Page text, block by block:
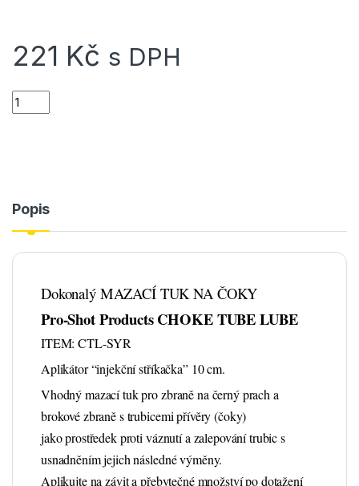
221 Kč s DPH
Mazací tuk na ČOKY Pro-Shot Products Choke Tube Lube
Popis
Dokonalý MAZACÍ TUK NA ČOKY
Pro-Shot Products CHOKE TUBE LUBE
ITEM: CTL-SYR
Aplikátor “injekční stříkačka” 10 cm.
Vhodný mazací tuk pro zbraně na černý prach a
brokové zbraně s trubicemi přívěry (čoky)
jako prostředek proti váznutí a zalepování trubic s
usnadněním jejich následné výměny.
Aplikujte na závit a přebytečné množství po dotažení